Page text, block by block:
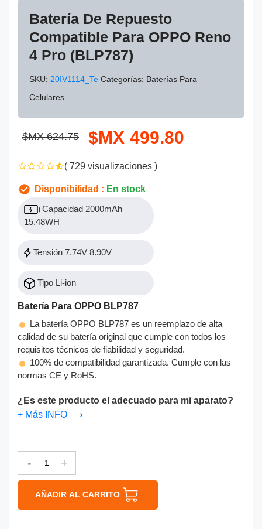
Batería De Repuesto
Compatible Para OPPO Reno
4 Pro (BLP787)
SKU: 20IV1114_Te Categorías: Baterías Para
Celulares
$MX 624.75 $MX 499.80
( 729 visualizaciones )
Disponibilidad : En stock
Capacidad 2000mAh
15.48WH
Tensión 7.74V 8.90V
Tipo Li-ion
Batería Para OPPO BLP787
La batería OPPO BLP787 es un reemplazo de alta
calidad de su batería original que cumple con todos los
requisitos técnicos de fiabilidad y seguridad.
100% de compatibilidad garantizada. Cumple con las
normas CE y RoHS.
¿Es este producto el adecuado para mi aparato?
+ Más INFO ⟶
- +
AÑADIR AL CARRITO